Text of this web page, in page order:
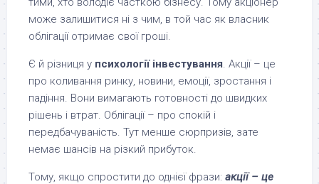
може залишитися ні з чим, в той час як власник
облігації отримає свої гроші.
Є й різниця у психології інвестування. Акції – це
про коливання ринку, новини, емоції, зростання і
падіння. Вони вимагають готовності до швидких
рішень і втрат. Облігації – про спокій і
передбачуваність. Тут менше сюрпризів, зате
немає шансів на різкий прибуток.
Тому, якщо спростити до однієї фрази: акції – це